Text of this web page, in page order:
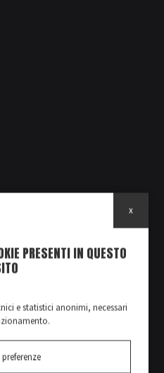
PRESENTI IN QUESTO
e statistici anonimi, necessari
preferenze
x